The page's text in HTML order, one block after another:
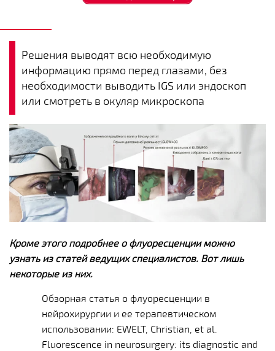
Решения выводят всю необходимую
информацию прямо перед глазами, без
необходимости выводить IGS или эндоскоп
или смотреть в окуляр микроскопа
Кроме этого подробнее о флуоресценции можно
узнать из статей ведущих специалистов. Вот лишь
некоторые из них.
Обзорная статья о флуоресценции в
нейрохирургии и ее терапевтическом
использовании: EWELT, Christian, et al.
Fluorescence in neurosurgery: its diagnostic and